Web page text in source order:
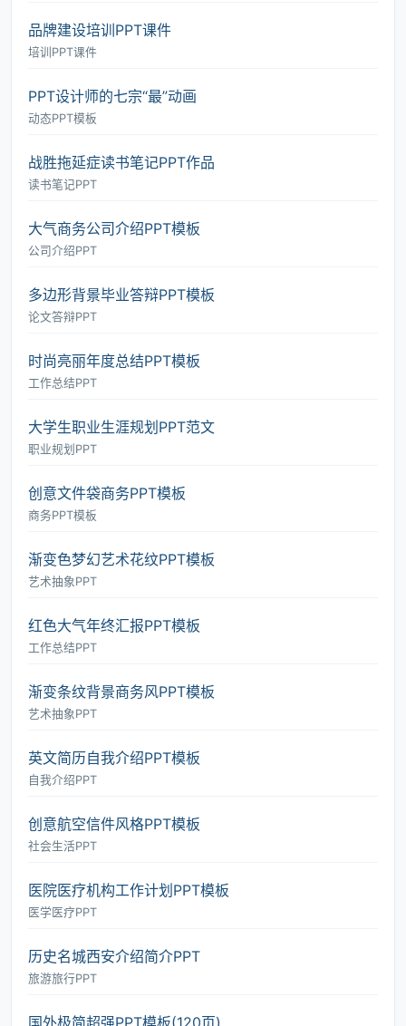
品牌建设培训PPT课件
培训PPT课件
PPT设计师的七宗“最”动画
动态PPT模板
战胜拖延症读书笔记PPT作品
读书笔记PPT
大气商务公司介绍PPT模板
公司介绍PPT
多边形背景毕业答辩PPT模板
论文答辩PPT
时尚亮丽年度总结PPT模板
工作总结PPT
大学生职业生涯规划PPT范文
职业规划PPT
创意文件袋商务PPT模板
商务PPT模板
渐变色梦幻艺术花纹PPT模板
艺术抽象PPT
红色大气年终汇报PPT模板
工作总结PPT
渐变条纹背景商务风PPT模板
艺术抽象PPT
英文简历自我介绍PPT模板
自我介绍PPT
创意航空信件风格PPT模板
社会生活PPT
医院医疗机构工作计划PPT模板
医学医疗PPT
历史名城西安介绍简介PPT
旅游旅行PPT
国外极简超强PPT模板(120页)